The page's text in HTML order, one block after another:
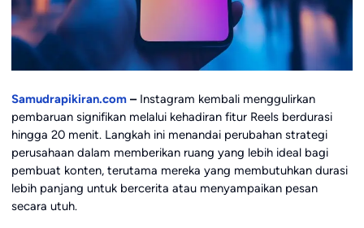
Samudrapikiran.com– Instagram kembali menggulirkan
pembaruan signifikan melalui kehadiran fitur Reels berdurasi
hingga 20 menit. Langkah ini menandai perubahan strategi
perusahaan dalam memberikan ruang yang lebih ideal bagi
pembuat konten, terutama mereka yang membutuhkan durasi
lebih panjang untuk bercerita atau menyampaikan pesan
secara utuh.